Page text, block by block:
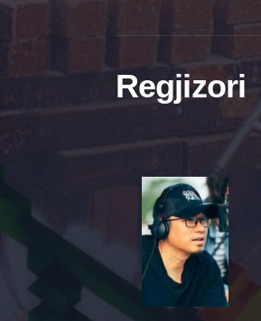
Regjizori